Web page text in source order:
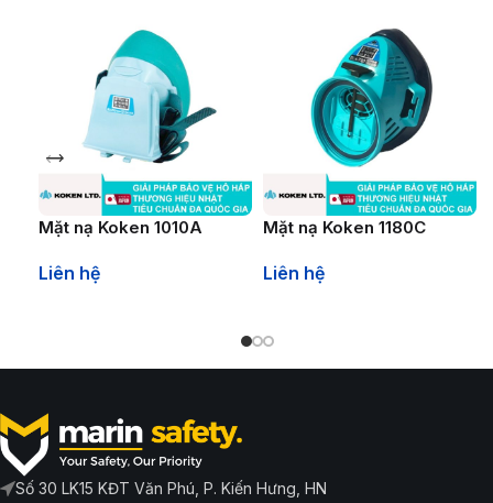
Mặt nạ Koken 1010A
Liên hệ
Mặt nạ Koken 1180C
Liên hệ
Số 30 LK15 KĐT Văn Phú, P. Kiến Hưng, HN